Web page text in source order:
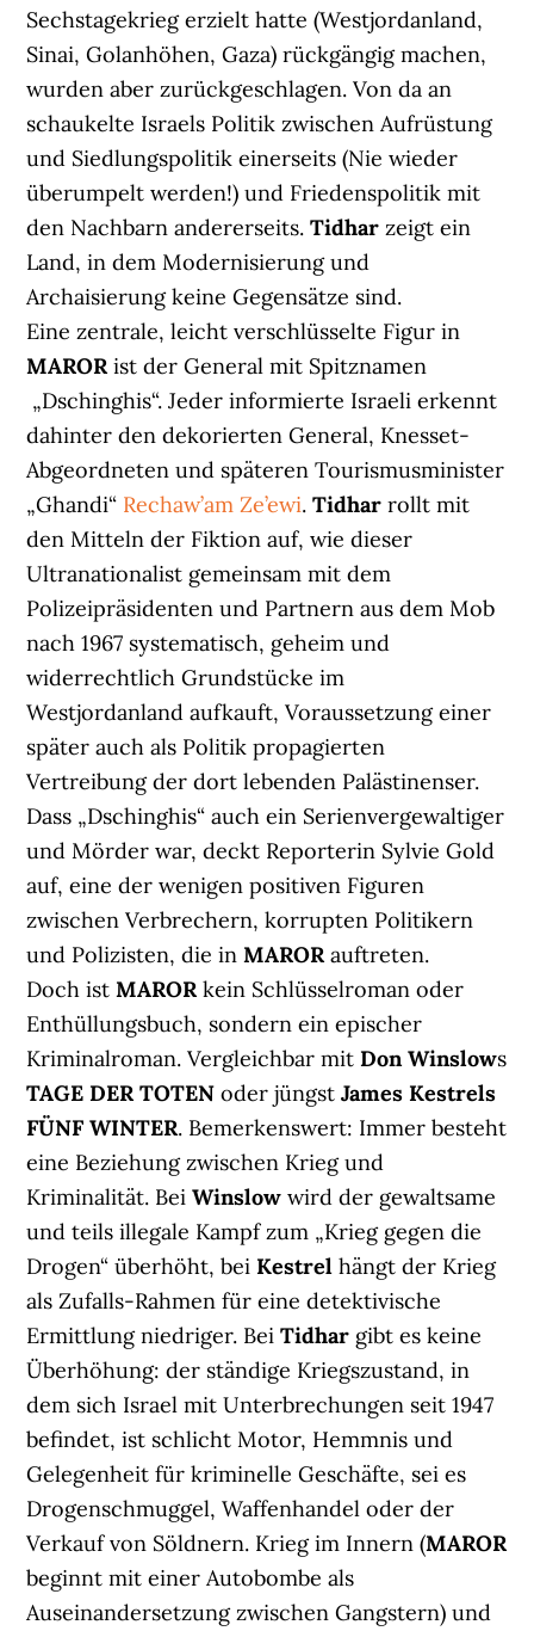
Sechstagekrieg erzielt hatte (Westjordanland,
Sinai, Golanhöhen, Gaza) rückgängig machen,
wurden aber zurückgeschlagen. Von da an
schaukelte Israels Politik zwischen Aufrüstung
und Siedlungspolitik einerseits (Nie wieder
überumpelt werden!) und Friedenspolitik mit
den Nachbarn andererseits.Tidharzeigt ein
Land, in dem Modernisierung und
Archaisierung keine Gegensätze sind.
Eine zentrale, leicht verschlüsselte Figur in
MARORist der General mit Spitznamen
„Dschinghis“. Jeder informierte Israeli erkennt
dahinter den dekorierten General, Knesset-
Abgeordneten und späteren Tourismusminister
„Ghandi“ Rechaw’am Ze’ewi.Tidharrollt mit
den Mitteln der Fiktion auf, wie dieser
Ultranationalist gemeinsam mit dem
Polizeipräsidenten und Partnern aus dem Mob
nach 1967 systematisch, geheim und
widerrechtlich Grundstücke im
Westjordanland aufkauft, Voraussetzung einer
später auch als Politik propagierten
Vertreibung der dort lebenden Palästinenser.
Dass „Dschinghis“ auch ein Serienvergewaltiger
und Mörder war, deckt Reporterin Sylvie Gold
auf, eine der wenigen positiven Figuren
zwischen Verbrechern, korrupten Politikern
und Polizisten, die inMARORauftreten.
Doch istMARORkein Schlüsselroman oder
Enthüllungsbuch, sondern ein epischer
Kriminalroman. Vergleichbar mitDon Winslows
TAGE DER TOTENoder jüngstJames Kestrels
FÜNF WINTER. Bemerkenswert: Immer besteht
eine Beziehung zwischen Krieg und
Kriminalität. BeiWinslowwird der gewaltsame
und teils illegale Kampf zum „Krieg gegen die
Drogen“ überhöht, beiKestrelhängt der Krieg
als Zufalls-Rahmen für eine detektivische
Ermittlung niedriger. BeiTidhar gibt es keine
Überhöhung: der ständige Kriegszustand, in
dem sich Israel mit Unterbrechungen seit 1947
befindet, ist schlicht Motor, Hemmnis und
Gelegenheit für kriminelle Geschäfte, sei es
Drogenschmuggel, Waffenhandel oder der
Verkauf von Söldnern. Krieg im Innern (MAROR
beginnt mit einer Autobombe als
Auseinandersetzung zwischen Gangstern) und